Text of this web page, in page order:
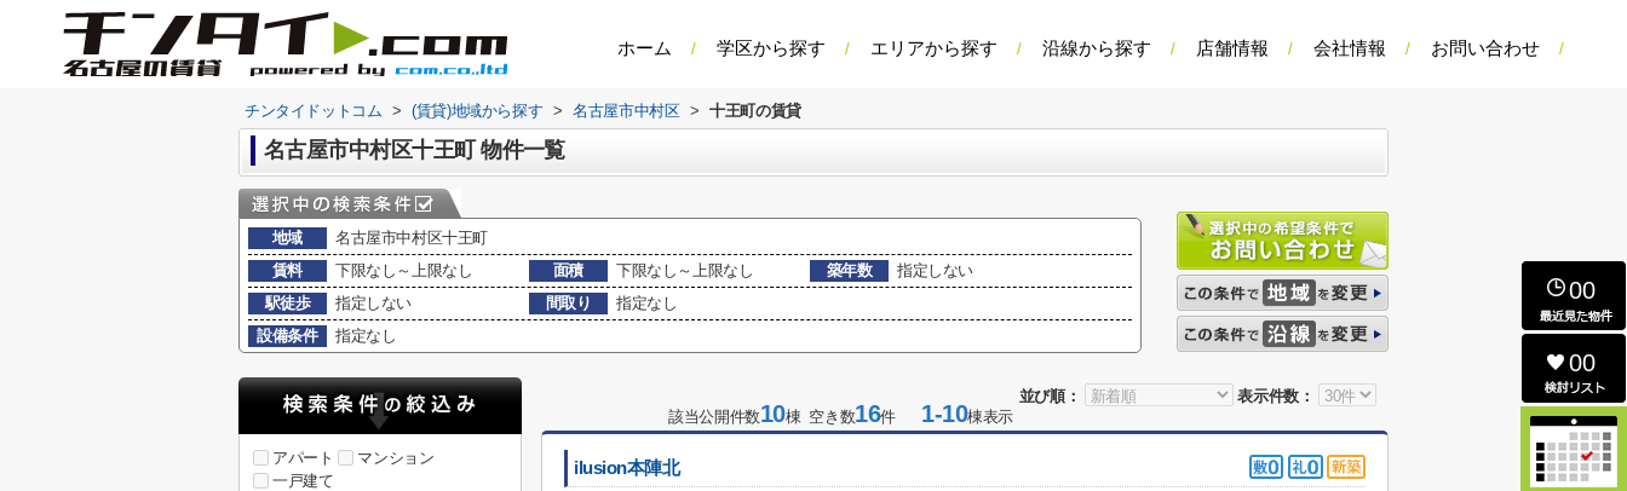
ホーム 学区から探す エリアから探す 沿線から探す 店舗情報 会社情報 お問い合わせ
チンタイドットコム > (賃貸)地域から探す > 名古屋市中村区 > 十王町の賃貸
名古屋市中村区十王町 物件一覧
地域
名古屋市中村区十王町
賃料
下限なし～上限なし 面積 下限なし～上限なし 築年数
指定しない
駅徒歩
指定しない 間取り
指定なし
設備条件
指定なし
並び順：
表示件数：
該当公開件数10棟 空き数16件1-10棟表示
ilusion本陣北
アパート
マンション
一戸建て
00
00